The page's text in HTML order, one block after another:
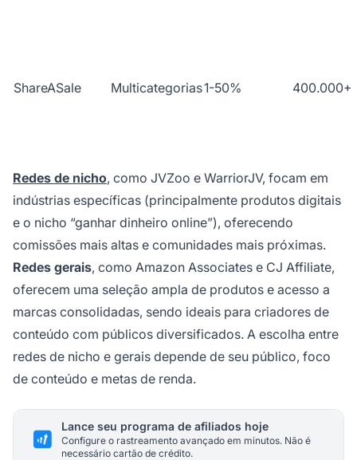
ShareASale Multicategorias1-50% 400.000+
Redes de nicho, como JVZoo e WarriorJV, focam em
indústrias específicas (principalmente produtos digitais
e o nicho “ganhar dinheiro online”), oferecendo
comissões mais altas e comunidades mais próximas.
Redes gerais, como Amazon Associates e CJ Affiliate,
oferecem uma seleção ampla de produtos e acesso a
marcas consolidadas, sendo ideais para criadores de
conteúdo com públicos diversificados. A escolha entre
redes de nicho e gerais depende de seu público, foco
de conteúdo e metas de renda.
Lance seu programa de afiliados hoje
Configure o rastreamento avançado em minutos. Não é
necessário cartão de crédito.